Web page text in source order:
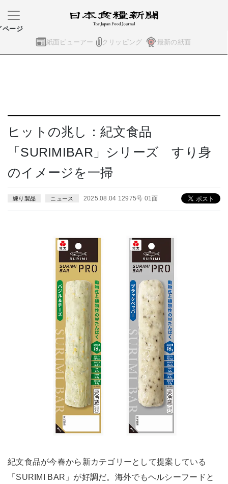
紙面ビューアー クリッピング 最新の紙面
ページ
ヒットの兆し：紀文食品
「SURIMIBAR」シリーズ すり身
のイメージを一掃
練り製品 ニュース 2025.08.04 12975号 01面
紀文食品が今春から新カテゴリーとして提案している
「SURIMI BAR」が好調だ。海外でもヘルシーフードと